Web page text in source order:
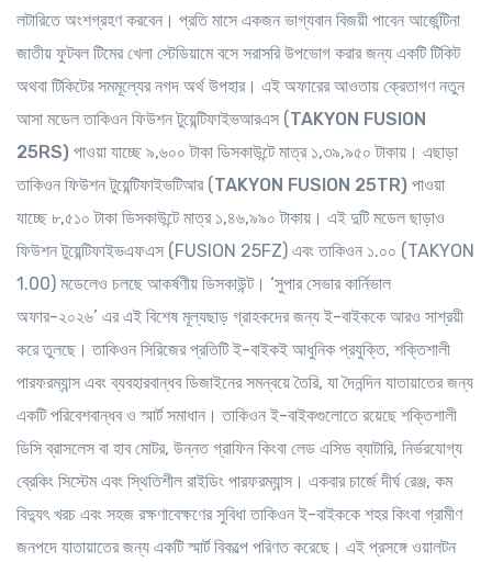
লটারিতে অংশগ্রহণ করবেন। প্রতি মাসে একজন ভাগ্যবান বিজয়ী পাবেন আর্জেন্টিনা
জাতীয় ফুটবল টিমের খেলা স্টেডিয়ামে বসে সরাসরি উপভোগ করার জন্য একটি টিকিট
অথবা টিকিটের সমমূল্যের নগদ অর্থ উপহার। এই অফারের আওতায় ক্রেতাগণ নতুন
আসা মডেল তাকিওন ফিউশন টুয়েন্টিফাইভআরএস ( TAKYON FUSION
25RS) পাওয়া যাচ্ছে ৯,৬০০ টাকা ডিসকাউন্টে মাত্র ১,৩৯,৯৫০ টাকায়। এছাড়া
তাকিওন ফিউশন টুয়েন্টিফাইভটিআর ( TAKYON FUSION 25TR) পাওয়া
যাচ্ছে ৮,৫১০ টাকা ডিসকাউন্টে মাত্র ১,৪৬,৯৯০ টাকায়। এই দুটি মডেল ছাড়াও
ফিউশন টুয়েন্টিফাইভএফএস (FUSION 25FZ) এবং তাকিওন ১.০০ (TAKYON
1.00) মডেলেও চলছে আকর্ষণীয় ডিসকাউন্ট। ‘সুপার সেভার কার্নিভাল
অফার-২০২৬’ এর এই বিশেষ মূল্যছাড় গ্রাহকদের জন্য ই-বাইককে আরও সাশ্রয়ী
করে তুলছে। তাকিওন সিরিজের প্রতিটি ই-বাইকই আধুনিক প্রযুক্তি, শক্তিশালী
পারফরম্যান্স এবং ব্যবহারবান্ধব ডিজাইনের সমন্বয়ে তৈরি, যা দৈনন্দিন যাতায়াতের জন্য
একটি পরিবেশবান্ধব ও স্মার্ট সমাধান। তাকিওন ই-বাইকগুলোতে রয়েছে শক্তিশালী
ডিসি ব্রাসলেস বা হাব মোটর, উন্নত গ্রাফিন কিংবা লেড এসিড ব্যাটারি, নির্ভরযোগ্য
ব্রেকিং সিস্টেম এবং স্থিতিশীল রাইডিং পারফরম্যান্স। একবার চার্জে দীর্ঘ রেঞ্জ, কম
বিদ্যুৎ খরচ এবং সহজ রক্ষণাবেক্ষণের সুবিধা তাকিওন ই-বাইককে শহর কিংবা গ্রামীণ
জনপদে যাতায়াতের জন্য একটি স্মার্ট বিকল্পে পরিণত করেছে। এই প্রসঙ্গে ওয়ালটন